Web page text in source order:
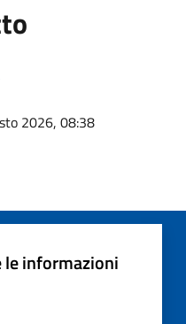
2026, 08:38
le informazioni